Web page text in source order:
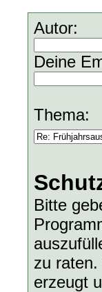
Autor:
Deine
Thema:
Bitte
zu
erzeugt